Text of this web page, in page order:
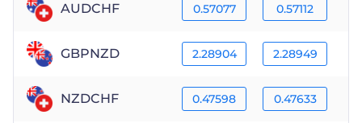
AUDCHF 0.57077 0.57112
GBPNZD 2.28904 2.28949
NZDCHF 0.47598 0.47633